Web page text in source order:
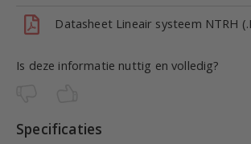
Datasheet Lineair systeem NTRH
Is deze informatie nuttig en volledig?
Specificaties